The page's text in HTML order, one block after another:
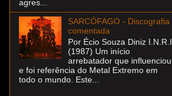
agres...
SARCÓFAGO - Discografia
comentada
Por Écio Souza Diniz I.N.R.I
(1987) Um início
arrebatador que influenciou
e foi referência do Metal Extremo em
todo o mundo. Este...